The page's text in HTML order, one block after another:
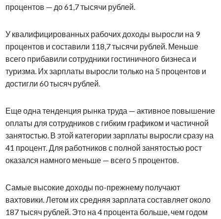
процентов — до 61,7 тысячи рублей.
У квалифицированных рабочих доходы выросли на 9
процентов и составили 118,7 тысячи рублей. Меньше
всего прибавили сотрудники гостиничного бизнеса и
туризма. Их зарплаты выросли только на 5 процентов и
достигли 60 тысяч рублей.
Еще одна тенденция рынка труда — активное повышение
оплаты для сотрудников с гибким графиком и частичной
занятостью. В этой категории зарплаты выросли сразу на
41 процент. Для работников с полной занятостью рост
оказался намного меньше — всего 5 процентов.
Самые высокие доходы по-прежнему получают
вахтовики. Летом их средняя зарплата составляет около
187 тысяч рублей. Это на 4 процента больше, чем годом